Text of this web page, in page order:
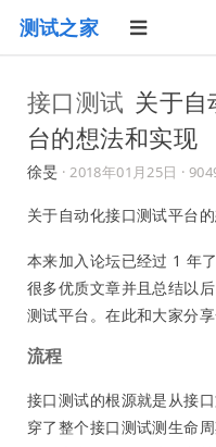
测试之家
接口测试 关于自
台的想法和实现
徐旻 ·2018年01月25日 ·
关于自动化接口测试平台
本来加入论坛已经过 1 年
很多优质文章并且总结以
测试平台。在此和大家分享
流程
接口测试的根源就是从接
穿了整个接口测试测生命周